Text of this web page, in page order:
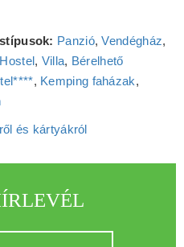
Panzió,Vendégház,
Hostel, Villa, Bérelhető
, Kemping faházak,
és kártyákról